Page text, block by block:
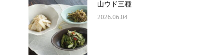
山ウド三種
2026.06.04